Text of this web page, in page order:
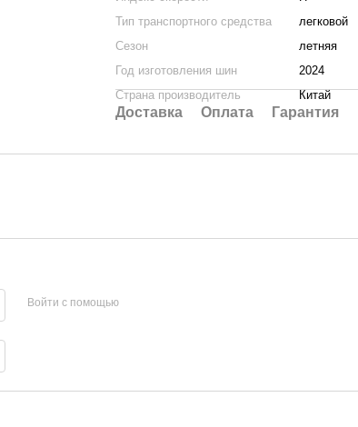
Тип транспортного средства
легковой
Сезон
летняя
Год изготовления шин
2024
Страна производитель
Китай
Доставка Оплата Гарантия
Войти с помощью